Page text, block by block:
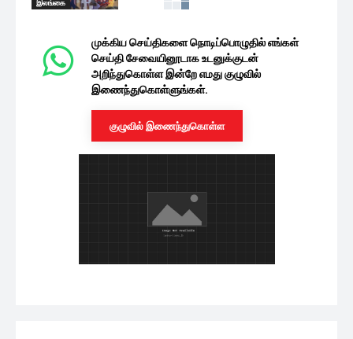
இலங்கை
முக்கிய செய்திகளை நொடிப்பொழுதில் எங்கள்
செய்தி சேவையினூடாக உடனுக்குடன்
அறிந்துகொள்ள இன்றே எமது குழுவில்
இணைந்துகொள்ளுங்கள்.
குழுவில் இணைந்துகொள்ள